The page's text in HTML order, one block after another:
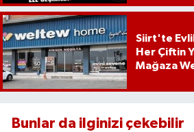
Siirt'te
Her Çiftin
Mağaza
Bunlar da ilginizi çekebilir